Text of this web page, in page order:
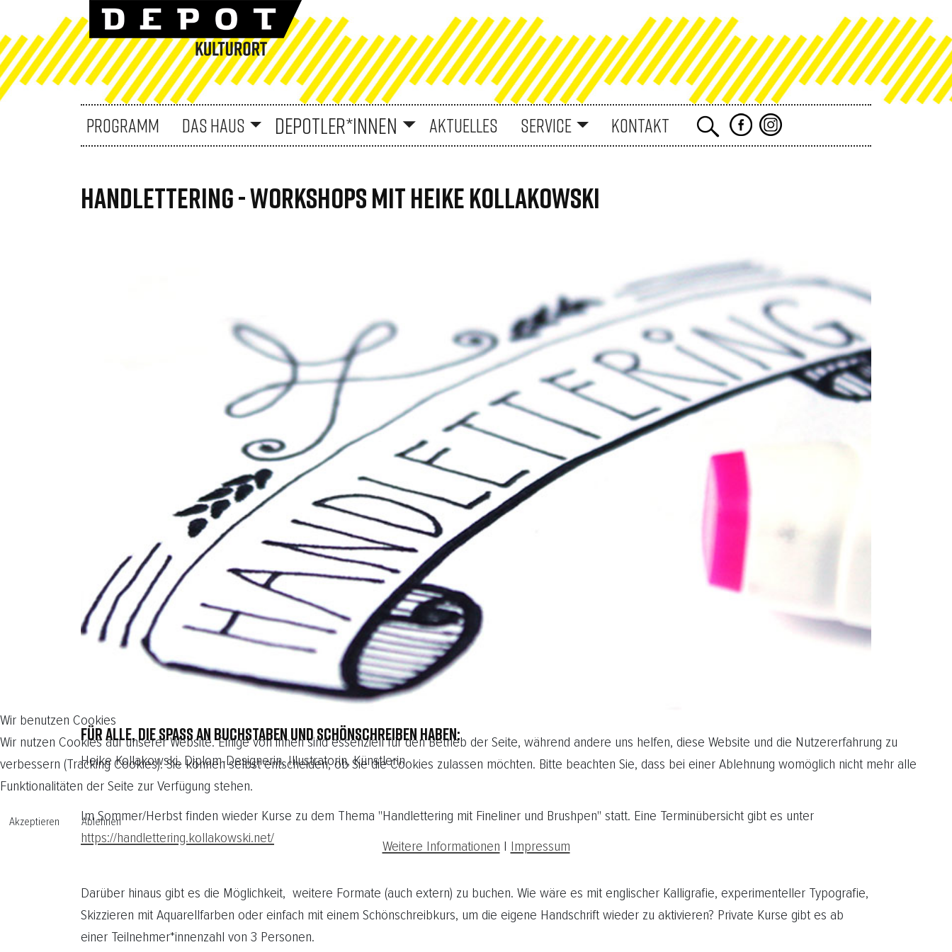
PROGRAMM DAS HAUS DEPOTLER*INNEN AKTUELLES SERVICE KONTAKT
HANDLETTERING - WORKSHOPS MIT HEIKE KOLLAKOWSKI
FÜR ALLE, DIE SPASS AN BUCHSTABEN UND SCHÖNSCHREIBEN HABEN:
Heike Kollakowski, Diplom-Designerin, Illustratorin, Künstlerin
Im Sommer/Herbst finden wieder Kurse zu dem Thema "Handlettering mit Fineliner und Brushpen" statt. Eine Terminübersicht gibt es unter
https://handlettering.kollakowski.net/
Darüber hinaus gibt es die Möglichkeit, weitere Formate (auch extern) zu buchen. Wie wäre es mit englischer Kalligrafie, experimenteller Typografie,
Skizzieren mit Aquarellfarben oder einfach mit einem Schönschreibkurs, um die eigene Handschrift wieder zu aktivieren? Private Kurse gibt es ab
einer Teilnehmer*innenzahl von 3 Personen.
Wir benutzen Cookies
Wir nutzen Cookies auf unserer Website. Einige von ihnen sind essenziell für den Betrieb der Seite, während andere uns helfen, diese Website und die Nutzererfahrung zu
verbessern (Tracking Cookies). Sie können selbst entscheiden, ob Sie die Cookies zulassen möchten. Bitte beachten Sie, dass bei einer Ablehnung womöglich nicht mehr alle
Funktionalitäten der Seite zur Verfügung stehen.
Akzeptieren Ablehnen
Weitere Informationen | Impressum